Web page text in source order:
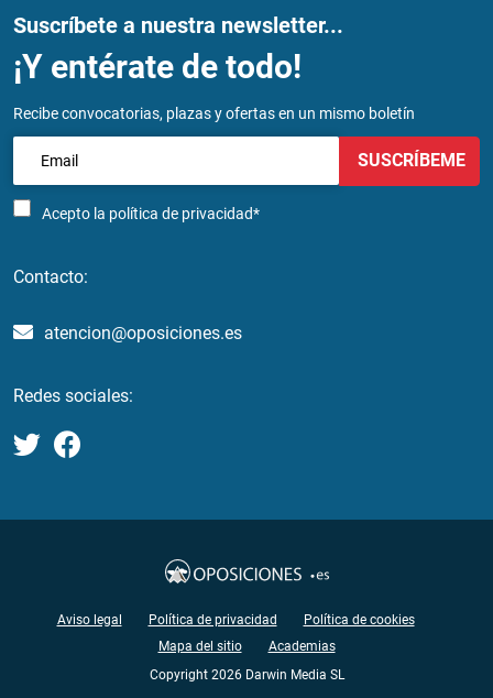
Suscríbete a nuestra newsletter...
¡Y entérate de todo!
Recibe convocatorias, plazas y ofertas en un mismo boletín
Acepto la política de privacidad*
SUSCRÍBEME
Contacto:
atencion@oposiciones.es
Redes sociales:
Aviso legal Política de privacidad
Política de cookies
Mapa del sitio
Academias
Copyright 2026 Darwin Media SL